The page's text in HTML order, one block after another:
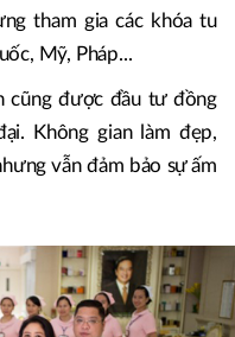
tham gia các khóa tu
Mỹ, Pháp...
cũng được đầu tư đồng
Không gian làm đẹp,
vẫn đảm bảo sự ấm